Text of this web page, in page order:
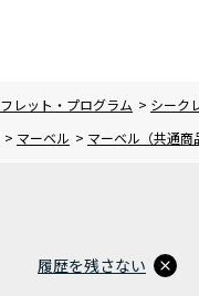
レット・プログラム > シーク
> マーベル > マーベル（共通商
履歴を残さない